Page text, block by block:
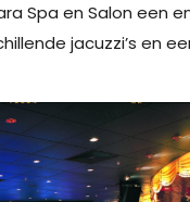
Spa en Salon een
jacuzzi’s en